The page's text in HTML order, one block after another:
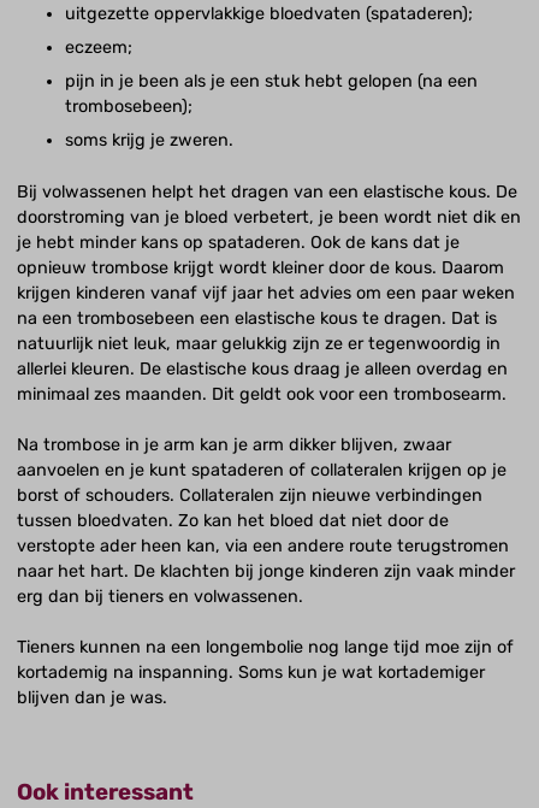
uitgezette oppervlakkige bloedvaten (spataderen);
eczeem;
pijn in je been als je een stuk hebt gelopen (na een
trombosebeen);
soms krijg je zweren.
Bij volwassenen helpt het dragen van een elastische kous. De
doorstroming van je bloed verbetert, je been wordt niet dik en
je hebt minder kans op spataderen. Ook de kans dat je
opnieuw trombose krijgt wordt kleiner door de kous. Daarom
krijgen kinderen vanaf vijf jaar het advies om een paar weken
na een trombosebeen een elastische kous te dragen. Dat is
natuurlijk niet leuk, maar gelukkig zijn ze er tegenwoordig in
allerlei kleuren. De elastische kous draag je alleen overdag en
minimaal zes maanden. Dit geldt ook voor een trombosearm.
Na trombose in je arm kan je arm dikker blijven, zwaar
aanvoelen en je kunt spataderen of collateralen krijgen op je
borst of schouders. Collateralen zijn nieuwe verbindingen
tussen bloedvaten. Zo kan het bloed dat niet door de
verstopte ader heen kan, via een andere route terugstromen
naar het hart. De klachten bij jonge kinderen zijn vaak minder
erg dan bij tieners en volwassenen.
Tieners kunnen na een longembolie nog lange tijd moe zijn of
kortademig na inspanning. Soms kun je wat kortademiger
blijven dan j­e was.
Ook interessant